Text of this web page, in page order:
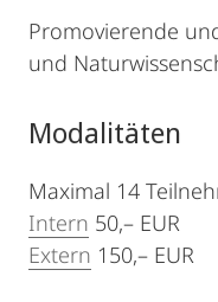
Promovierende
und
Modalitäten
Maximal 14
Intern 50,– EUR
Extern 150,– EUR